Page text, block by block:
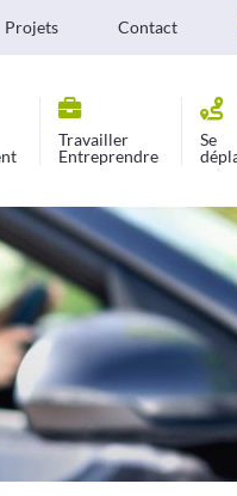
Projets Contact
Travailler
Entreprendre
Se